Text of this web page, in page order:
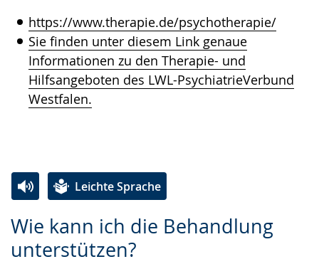
https://www.therapie.de/psychotherapie/
Sie finden unter diesem Link genaue
Informationen zu den Therapie- und
Hilfsangeboten des LWL-PsychiatrieVerbund
Westfalen.
Wie kann ich die Behandlung
unterstützen?
Leichte Sprache
Leichten
Sprache
Audio-
Unterstützung.
Video
in